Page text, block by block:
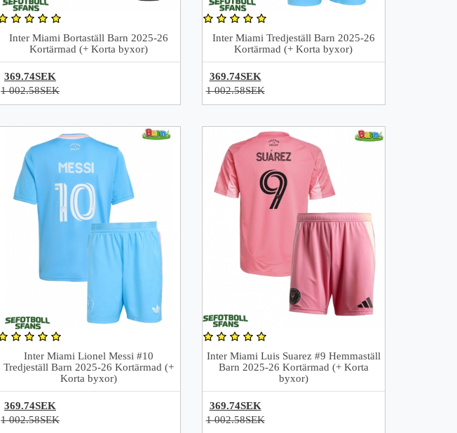
Inter Miami Bortaställ Barn 2025-26
Kortärmad (+ Korta byxor)
369.74SEK
1 002.58SEK
Inter Miami Tredjeställ Barn 2025-26
Kortärmad (+ Korta byxor)
369.74SEK
1 002.58SEK
Inter Miami Lionel Messi #10
Tredjeställ Barn 2025-26 Kortärmad (+
Korta byxor)
369.74SEK
1 002.58SEK
Inter Miami Luis Suarez #9 Hemmaställ
Barn 2025-26 Kortärmad (+ Korta
byxor)
369.74SEK
1 002.58SEK